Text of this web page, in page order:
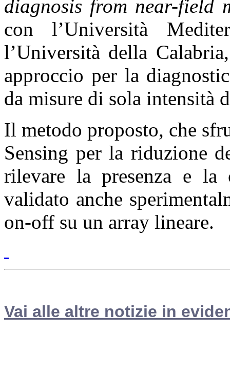
diagnosis from near-field
con l’Università
l’Università della
approccio per la
da misure di sola intensità
Il metodo proposto, che
Sensing per la riduzione
rilevare la presenza e la
validato anche
on-off su un array lineare.
Vai alle altre notizie in